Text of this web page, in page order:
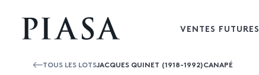
VENTES FUTURES
TOUS LES LOTSJACQUES QUINET (1918-1992)CANAPÉ